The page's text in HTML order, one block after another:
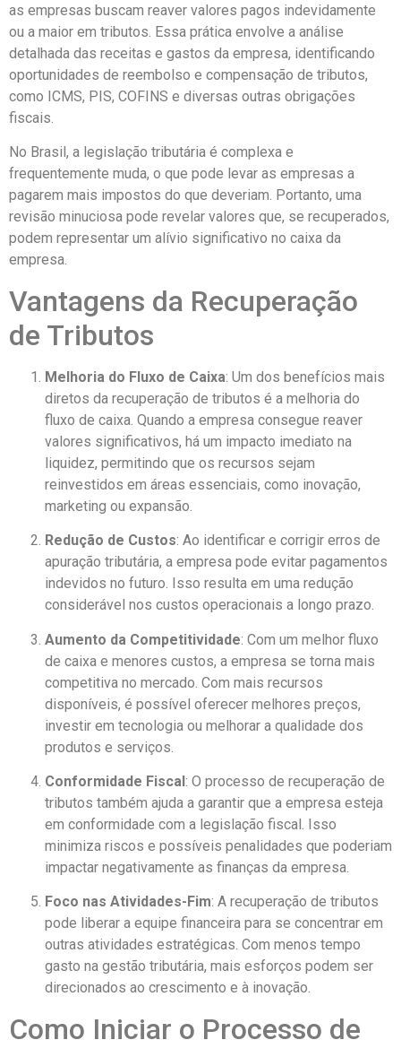
as empresas buscam reaver valores pagos indevidamente
ou a maior em tributos. Essa prática envolve a análise
detalhada das receitas e gastos da empresa, identificando
oportunidades de reembolso e compensação de tributos,
como ICMS, PIS, COFINS e diversas outras obrigações
fiscais.
No Brasil, a legislação tributária é complexa e
frequentemente muda, o que pode levar as empresas a
pagarem mais impostos do que deveriam. Portanto, uma
revisão minuciosa pode revelar valores que, se recuperados,
podem representar um alívio significativo no caixa da
empresa.
Vantagens da Recuperação
de Tributos
Melhoria do Fluxo de Caixa: Um dos benefícios mais
diretos da recuperação de tributos é a melhoria do
fluxo de caixa. Quando a empresa consegue reaver
valores significativos, há um impacto imediato na
liquidez, permitindo que os recursos sejam
reinvestidos em áreas essenciais, como inovação,
marketing ou expansão.
Redução de Custos: Ao identificar e corrigir erros de
apuração tributária, a empresa pode evitar pagamentos
indevidos no futuro. Isso resulta em uma redução
considerável nos custos operacionais a longo prazo.
Aumento da Competitividade: Com um melhor fluxo
de caixa e menores custos, a empresa se torna mais
competitiva no mercado. Com mais recursos
disponíveis, é possível oferecer melhores preços,
investir em tecnologia ou melhorar a qualidade dos
produtos e serviços.
Conformidade Fiscal: O processo de recuperação de
tributos também ajuda a garantir que a empresa esteja
em conformidade com a legislação fiscal. Isso
minimiza riscos e possíveis penalidades que poderiam
impactar negativamente as finanças da empresa.
Foco nas Atividades-Fim: A recuperação de tributos
pode liberar a equipe financeira para se concentrar em
outras atividades estratégicas. Com menos tempo
gasto na gestão tributária, mais esforços podem ser
direcionados ao crescimento e à inovação.
Como Iniciar o Processo de